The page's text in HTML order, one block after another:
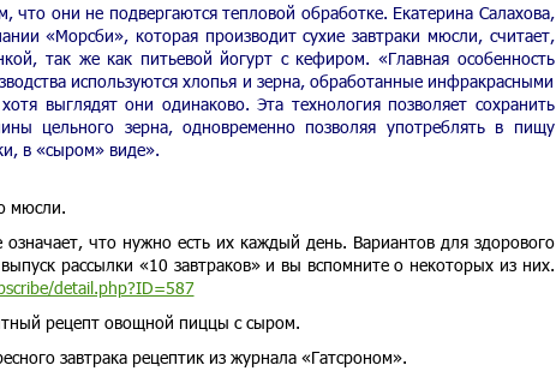
что они не подвергаются тепловой обработке. Екатерина Салахова,
«Морсби», которая производит сухие завтраки мюсли, считает,
так же как питьевой йогурт с кефиром. «Главная особенность
используются хлопья и зерна, обработанные инфракрасными
выглядят они одинаково. Эта технология позволяет сохранить
цельного зерна, одновременно позволяя употреблять в пищу
в «сыром» виде».
мюсли.
что нужно есть их каждый день. Вариантов для здорового
рассылки «10 завтраков» и вы вспомните о некоторых из них.
detail.php?ID=587
рецепт овощной пиццы с сыром.
завтрака рецептик из журнала «Гатсроном».